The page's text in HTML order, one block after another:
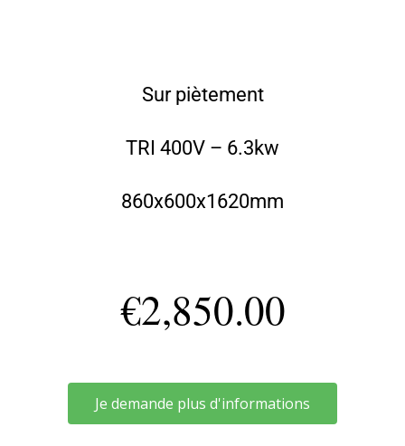
Sur piètement
TRI 400V – 6.3kw
860x600x1620mm
€2,850.00
Je demande plus d'informations